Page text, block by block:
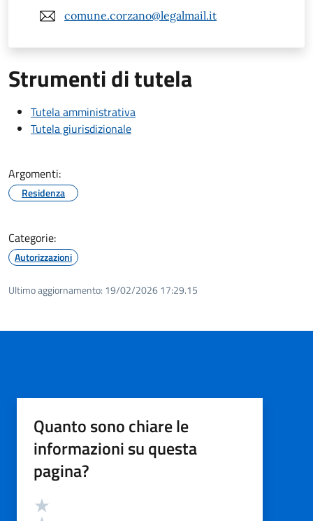
comune.corzano@legalmail.it
Strumenti di tutela
Tutela amministrativa
Tutela giurisdizionale
Argomenti:
Residenza
Categorie:
Autorizzazioni
Ultimo aggiornamento: 19/02/2026 17:29.15
Quanto sono chiare le
informazioni su questa
pagina?
Valutazione